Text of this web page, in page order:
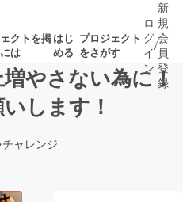
クトを掲
は
はじ
める
プロジェクト
をさがす
ロジェクト
ロ
グ
イ
ン
/
新
規
会
員
登
録
やさない為に！
します！
チャレンジ